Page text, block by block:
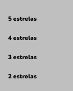
5 estrelas
4 estrelas
3 estrelas
2 estrelas